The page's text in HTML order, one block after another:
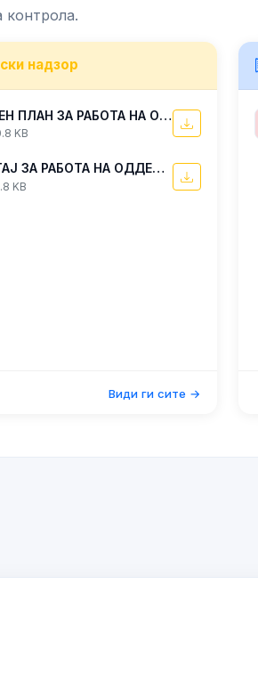
надзор
ГОДИШЕН ПЛАН ЗА РАБОТА НА ОДДЕЛЕНИЕТО ЗА ИНСПЕКЦИСКИ НАДЗОР ВО ЦЕНТАРОТ ЗА УПРАВУВАЊЕ СО КРИЗИ ЗА 2025 ГОДИНА
KB
ИЗВЕШТАЈ ЗА РАБОТА НА ОДДЕЛЕНИЕТО ЗА ИНСПЕКЦИСКИ НАДЗОР ВО ЦЕНТАРОТ ЗА УПРАВУВАЊЕ СО КРИЗИ ЗА ПЕРИОДОТ ЈУЛИ-ДЕКЕМВРИ 2022 ГОДИНА
KB
Види ги сите →